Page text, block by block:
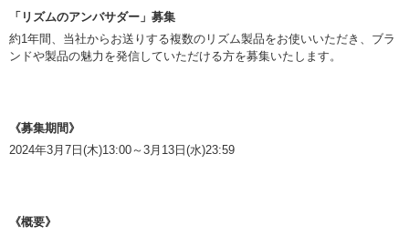
「リズムのアンバサダー」募集
約1年間、当社からお送りする複数のリズム製品をお使いいただき、ブラ
ンドや製品の魅力を発信していただける方を募集いたします。
《募集期間》
2024年3月7日(木)13:00～3月13日(水)23:59
《概要》